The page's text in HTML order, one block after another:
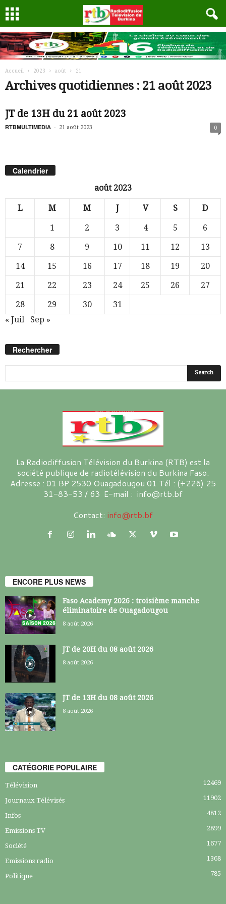
Accueil 2023 août 21
Archives quotidiennes : 21 août 2023
JT de 13H du 21 août 2023
RTBMULTIMEDIA - 21 août 2023 0
Calendrier
août 2023
L M M J V S D
1 2 3 4 5
6
7
8 9 10 11 12
13
14
15 16 17 18 19
20
21
22 23 24 25 26
27
28
29 30
31
« Juil
Sep »
Rechercher
La Radiodiffusion Télévision du Burkina (RTB) est la
société publique de radiotélévision du Burkina Faso.
Adresse : 01 BP 2530 Ouagadougou 01 Tél : (+226) 25
31-83-53 / 63 E-mail : info@rtb.bf
Contact: info@rtb.bf
ENCORE PLUS NEWS
Faso Academy 2026 : troisième manche
éliminatoire de Ouagadougou
8 août 2026
JT de 20H du 08 août 2026
8 août 2026
JT de 13H du 08 août 2026
8 août 2026
CATÉGORIE POPULAIRE
Télévision 12469
Journaux Télévisés 11902
Infos 4812
Emissions TV 2899
Société 1677
Emissions radio 1368
Politique 785